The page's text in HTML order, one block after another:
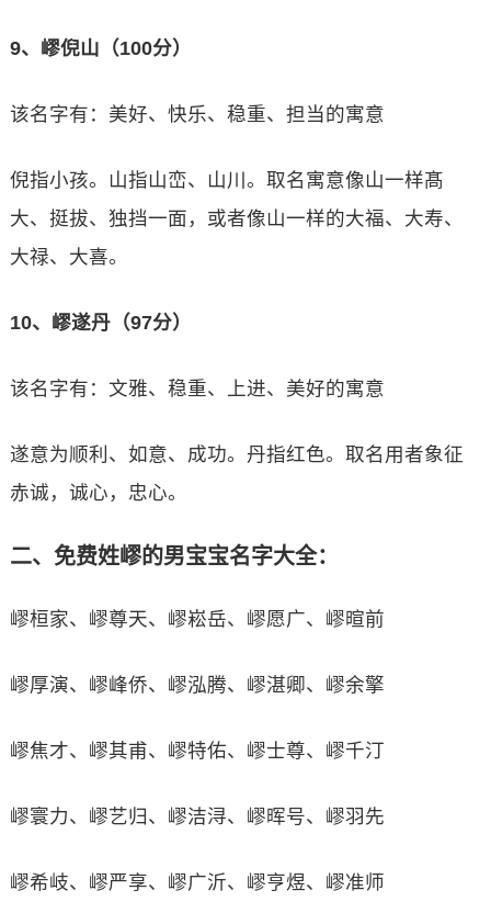
9、嵺倪山（100分）
该名字有：美好、快乐、稳重、担当的寓意
倪指小孩。山指山峦、山川。取名寓意像山一样髙
大、挺拔、独挡一面，或者像山一样的大福、大寿、
大禄、大喜。
10、嵺遂丹（97分）
该名字有：文雅、稳重、上进、美好的寓意
遂意为顺利、如意、成功。丹指红色。取名用者象征
赤诚，诚心，忠心。
二、免费姓嵺的男宝宝名字大全：
嵺桓家、嵺尊天、嵺崧岳、嵺愿广、嵺暄前
嵺厚演、嵺峰侨、嵺泓腾、嵺湛卿、嵺余擎
嵺焦才、嵺其甫、嵺特佑、嵺士尊、嵺千汀
嵺寰力、嵺艺归、嵺洁浔、嵺晖号、嵺羽先
嵺希岐、嵺严享、嵺广沂、嵺亨煜、嵺准师